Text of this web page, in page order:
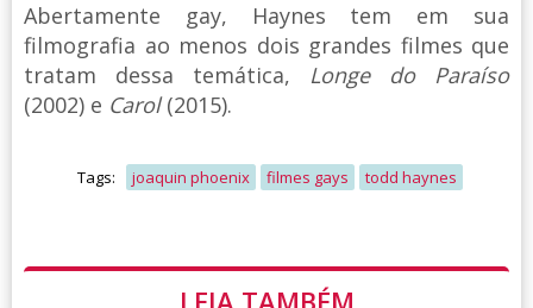
Abertamente gay, Haynes tem em sua
filmografia ao menos dois grandes filmes que
tratam dessa temática, Longe do Paraíso
(2002) e Carol(2015).
Tags: joaquin phoenix filmes gays todd haynes